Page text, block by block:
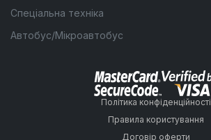
Спеціальна техніка
Автобус/Мікроавтобус
Політика конфіденційності
Правила користування
Договір оферти